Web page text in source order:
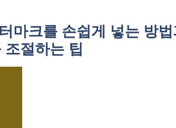
마크를 손쉽게 넣는 방
절하는 팁